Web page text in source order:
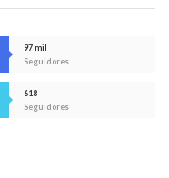
97 mil
Seguidores
618
Seguidores